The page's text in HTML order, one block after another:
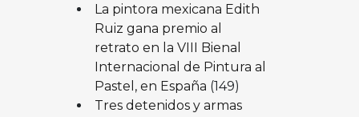
La pintora mexicana Edith
Ruiz gana premio al
retrato en la VIII Bienal
Internacional de Pintura al
Pastel, en España (149)
Tres detenidos y armas